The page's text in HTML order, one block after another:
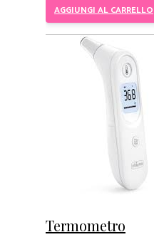
AGGIUNGI AL CARRELLO
Termometro